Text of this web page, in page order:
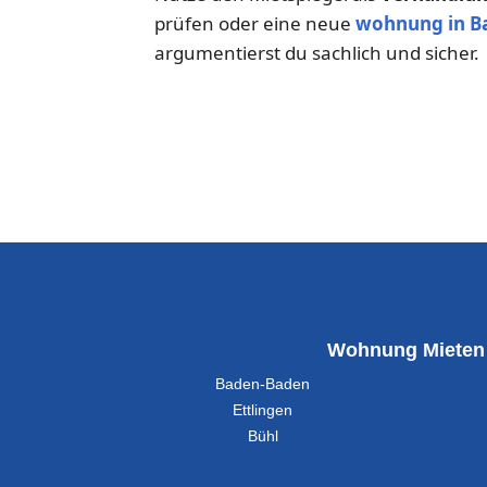
prüfen oder eine neue wohnung in
argumentierst du sachlich und sicher.
Wohnung Mieten
Baden-Baden
Ettlingen
Bühl